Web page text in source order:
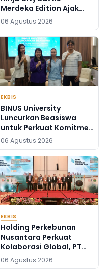
Merdeka Edition Ajak
Gamer Indonesia
Bermain
06 Agustus 2026
EKBIS
BINUS University
Luncurkan Beasiswa
untuk Perkuat Komitmen
Mencetak Talenta
Bedampak bagi
Indonesia
06 Agustus 2026
EKBIS
Holding Perkebunan
Nusantara Perkuat
Kolaborasi Global, PT
RPN Gelar IRRDB Socio-
Economic Seminar 2026
06 Agustus 2026